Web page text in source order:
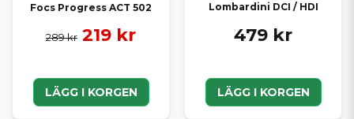
Focs Progress ACT 502
289 kr 219 kr
LÄGG I KORGEN
Lombardini DCI / HDI
479 kr
LÄGG I KORGEN